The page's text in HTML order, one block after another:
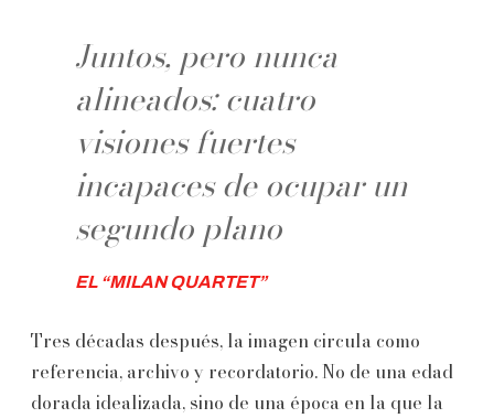
Juntos, pero nunca
alineados: cuatro
visiones fuertes
incapaces de ocupar un
segundo plano
EL “MILAN QUARTET”
Tres décadas después, la imagen circula como
referencia, archivo y recordatorio. No de una edad
dorada idealizada, sino de una época en la que la